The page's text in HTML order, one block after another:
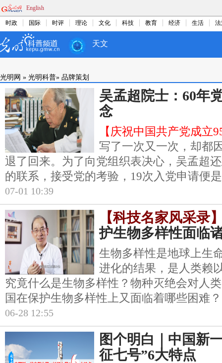
English
时政 国际 时评 理论 文化 科技 教育 经济 生活
天文
光明网 » 光明科普» 品牌策划
吴孟超院士：60年
念
【庆祝中国共产党成立
写了一次又一次，却都
退了回来。为了向党组织表决心，吴孟超
的联系，接受党的考验，19次入党申请便
07-01 10:39
【科技名家风采录
护生物多样性面临
生物多样性是地球上生
进化的结果，是人类赖
究竟什么是生物多样性？物种灭绝会对人
国在保护生物多样性上又面临着哪些困难？
06-28 12:55
图个明白｜中国新
征七号”6大特点